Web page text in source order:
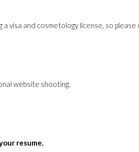
visa and cosmetology license, so please
website shooting.
resume.